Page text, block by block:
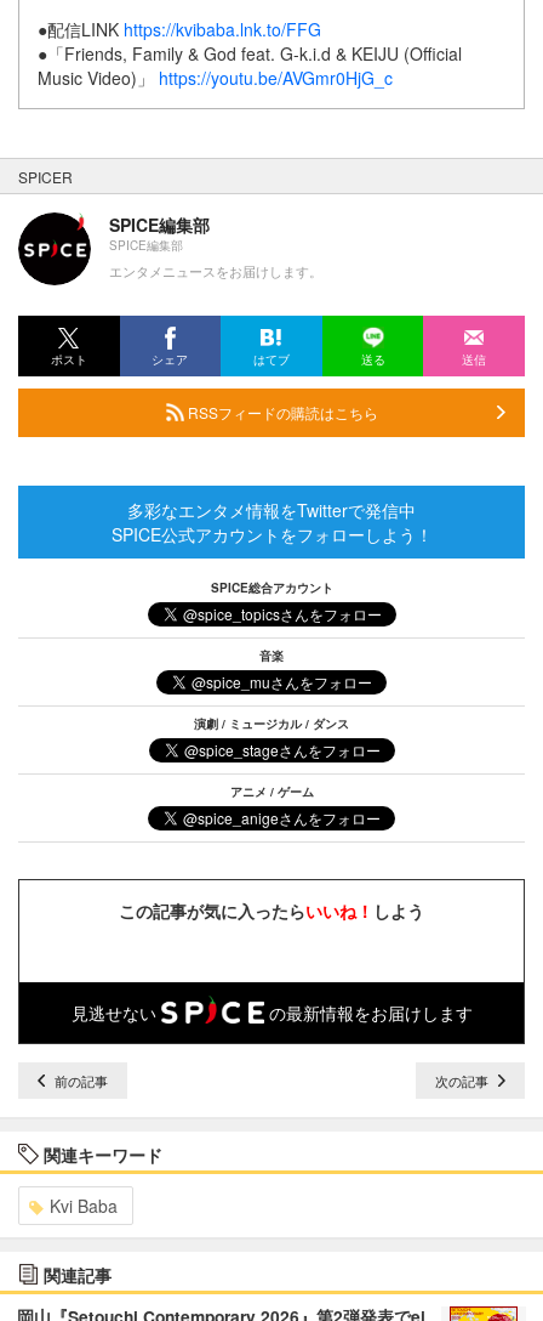
●配信LINK https://kvibaba.lnk.to/FFG
●「Friends, Family & God feat. G-k.i.d & KEIJU (Official
Music Video)」 https://youtu.be/AVGmr0HjG_c
SPICER
SPICE編集部
SPICE編集部
エンタメニュースをお届けします。
ポスト シェア はてブ 送る 送信
RSSフィードの購読はこちら
多彩なエンタメ情報をTwitterで発信中
SPICE公式アカウントをフォローしよう！
SPICE総合アカウント
音楽
演劇 / ミュージカル / ダンス
アニメ / ゲーム
この記事が気に入ったらいいね！ しよう
見逃せない の最新情報をお届けします
前の記事 次の記事
関連キーワード
Kvi Baba
関連記事